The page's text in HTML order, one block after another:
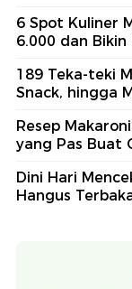
6 Spot Kuliner
6.000 dan
189 Teka-teki
Snack, hingga
Resep
yang Pas Buat
Dini Hari
Hangus